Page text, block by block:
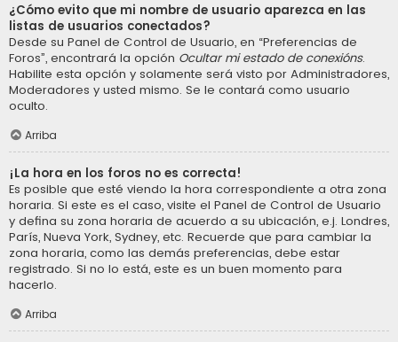
¿Cómo evito que mi nombre de usuario aparezca en las
listas de usuarios conectados?
Desde su Panel de Control de Usuario, en “Preferencias de
Foros”, encontrará la opción Ocultar mi estado de conexións.
Habilite esta opción y solamente será visto por Administradores,
Moderadores y usted mismo. Se le contará como usuario
oculto.
Arriba
¡La hora en los foros no es correcta!
Es posible que esté viendo la hora correspondiente a otra zona
horaria. Si este es el caso, visite el Panel de Control de Usuario
y defina su zona horaria de acuerdo a su ubicación, e.j. Londres,
París, Nueva York, Sydney, etc. Recuerde que para cambiar la
zona horaria, como las demás preferencias, debe estar
registrado. Si no lo está, este es un buen momento para
hacerlo.
Arriba